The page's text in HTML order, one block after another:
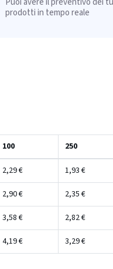
prodotti in tempo reale
100 250
2,29 € 1,93 €
2,90 € 2,35 €
3,58 € 2,82 €
4,19 € 3,29 €